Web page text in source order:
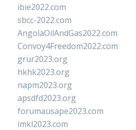
ibie2022.com
sbcc-2022.com
AngolaOilAndGas2022.com
Convoy4Freedom2022.com
grur2023.org
hkhk2023.org
napm2023.org
apsdfd2023.org
forumausape2023.com
imkl2023.com